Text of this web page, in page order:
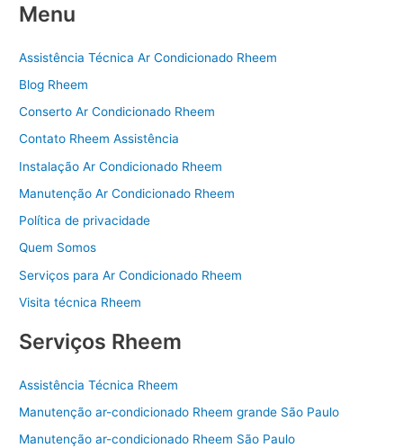
c
e
b
o
o
k
er e
Menu
Assistência Técnica Ar Condicionado Rheem
Blog Rheem
Conserto Ar Condicionado Rheem
Contato Rheem Assistência
Instalação Ar Condicionado Rheem
Manutenção Ar Condicionado Rheem
Política de privacidade
Quem Somos
Serviços para Ar Condicionado Rheem
Visita técnica Rheem
Serviços Rheem
Assistência Técnica Rheem
Manutenção ar-condicionado Rheem grande São Paulo
Manutenção ar-condicionado Rheem São Paulo